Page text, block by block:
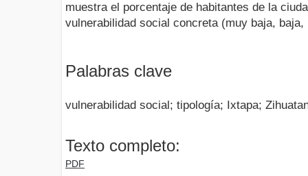
muestra el porcentaje de habitantes de la
vulnerabilidad social concreta (muy baja,
Palabras clave
vulnerabilidad social; tipología; Ixtapa;
Texto completo:
PDF